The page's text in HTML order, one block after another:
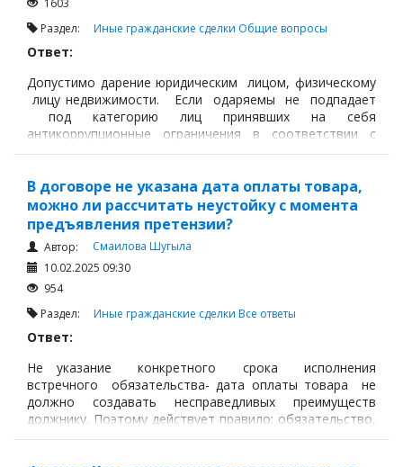
1603
Раздел: Иные гражданские сделки Общие вопросы
Ответ:
Допустимо дарение юридическим лицом, физическому
лицу недвижимости. Если одаряемы не подпадает
под категорию лиц принявших на себя
антикоррупционные ограничения в соответствии с
Законом РК «О противодействии коррупции»,
В договоре не указана дата оплаты товара,
можно ли рассчитать неустойку с момента
предъявления претензии?
Автор:
Смаилова Шугыла
10.02.2025 09:30
954
Раздел: Иные гражданские сделки Все ответы
Ответ:
Не указание конкретного срока исполнения
встречного обязательства- дата оплаты товара не
должно создавать несправедливых преимуществ
должнику. Поэтому действует правило: обязательство,
срок исполнения которого определен моментом